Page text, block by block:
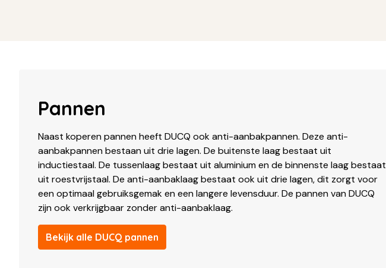
Pannen
Naast koperen pannen heeft DUCQ ook anti-aanbakpannen. Deze anti-
aanbakpannen bestaan uit drie lagen. De buitenste laag bestaat uit
inductiestaal. De tussenlaag bestaat uit aluminium en de binnenste laag bestaat
uit roestvrijstaal. De anti-aanbaklaag bestaat ook uit drie lagen, dit zorgt voor
een optimaal gebruiksgemak en een langere levensduur. De pannen van DUCQ
zijn ook verkrijgbaar zonder anti-aanbaklaag.
Bekijk alle DUCQ pannen